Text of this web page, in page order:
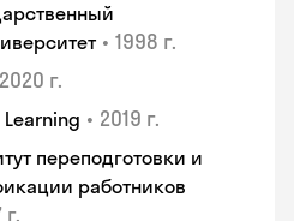
• 1998 г.
2020 г.
• 2019 г.
переподготовки и
работников
г.